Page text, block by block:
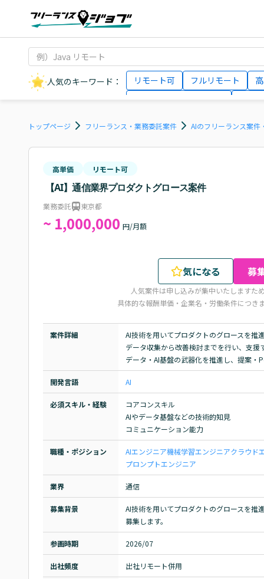
人気のキーワード： リモート可 フルリモート
AIエンジニア
トップページ フリーランス・業務委託案件 AIのフリーランス案件
高単価 リモート可
【AI】通信業界プロダクトグロース案件
業務委託 東京都
~ 1,000,000 円/月額
気になる 募
人気案件は申し込みが集中いたしますた
具体的な報酬単価・企業名・労働条件につき
案件詳細
AI技術を用いてプロダクトのグロースを推
データ収集から改善検討までを行い、支援
データ・AI基盤の武器化を推進し、提案
開発言語 AI
必須スキル・経験
コアコンスキル
AIやデータ基盤などの技術的知見
コミュニケーション能力
職種・ポジション AIエンジニア機械学習エンジニアクラウド
プロンプトエンジニア
業界 通信
募集背景
AI技術を用いてプロダクトのグロースを推
募集します。
参画時期 2026/07
出社頻度 出社リモート併用